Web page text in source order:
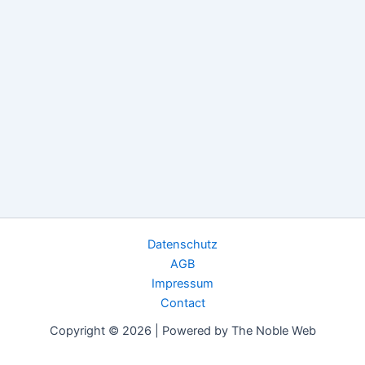
Datenschutz
AGB
Impressum
Contact
Copyright © 2026 | Powered by The Noble Web